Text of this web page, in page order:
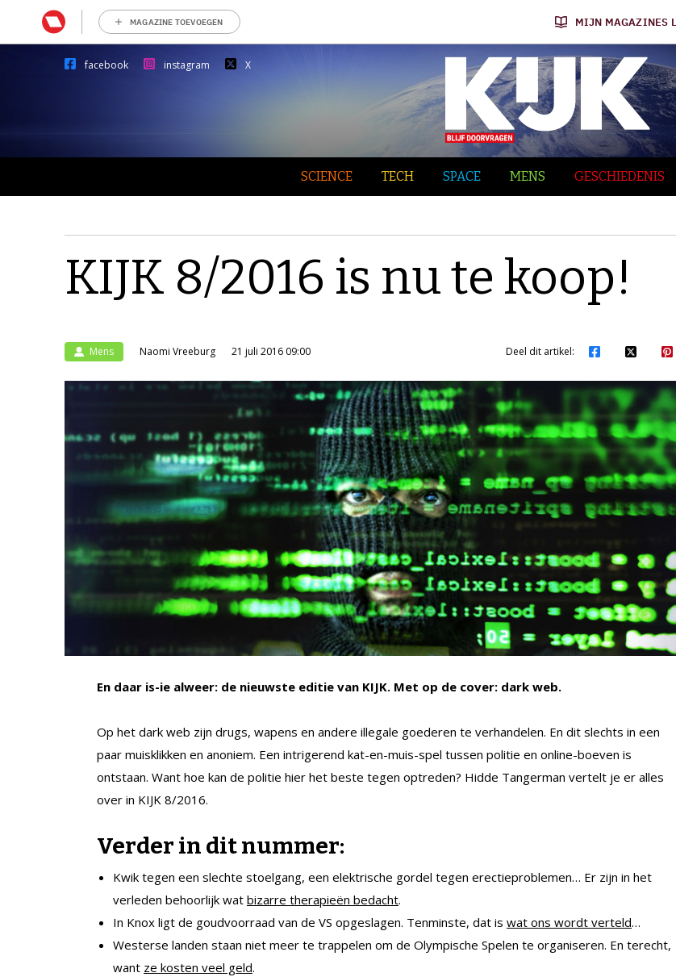
MAGAZINE TOEVOEGEN MIJN MAGAZINES
facebook instagram X
SCIENCE TECH SPACE MENS GESCHIEDENIS
KIJK 8/2016 is nu te koop!
Mens Naomi Vreeburg 21 juli 2016 09:00 Deel dit artikel:
En daar is-ie alweer: de nieuwste editie van KIJK. Met op de cover: dark web.
Op het dark web zijn drugs, wapens en andere illegale goederen te verhandelen. En dit slechts in een
paar muisklikken en anoniem. Een intrigerend kat-en-muis-spel tussen politie en online-boeven is
ontstaan. Want hoe kan de politie hier het beste tegen optreden? Hidde Tangerman vertelt je er alles
over in KIJK 8/2016.
Verder in dit nummer:
Kwik tegen een slechte stoelgang, een elektrische gordel tegen erectieproblemen… Er zijn in het
verleden behoorlijk wat bizarre therapieën bedacht.
In Knox ligt de goudvoorraad van de VS opgeslagen. Tenminste, dat is wat ons wordt verteld…
Westerse landen staan niet meer te trappelen om de Olympische Spelen te organiseren. En terecht,
want ze kosten veel geld.